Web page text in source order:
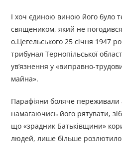
І хоч єдиною виною його було
священиком, який не
о.Цегельського 25 січня 1947
трибунал Тернопільської
ув’язнення у «виправно-
майна».
Парафіяни боляче переживали
намагаючись його рятувати,
що «зрадник Батьківщини»
людей, лише більше розлютило